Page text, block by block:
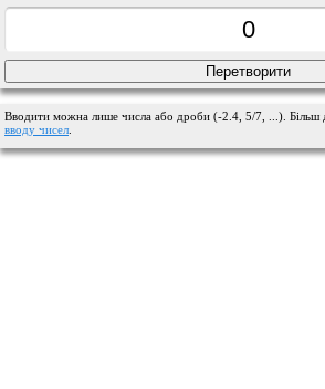
Вводити можна лише числа або дроби (-2.4, 5/7, ...). Більш
вводу чисел